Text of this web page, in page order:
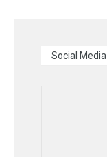
Social Media